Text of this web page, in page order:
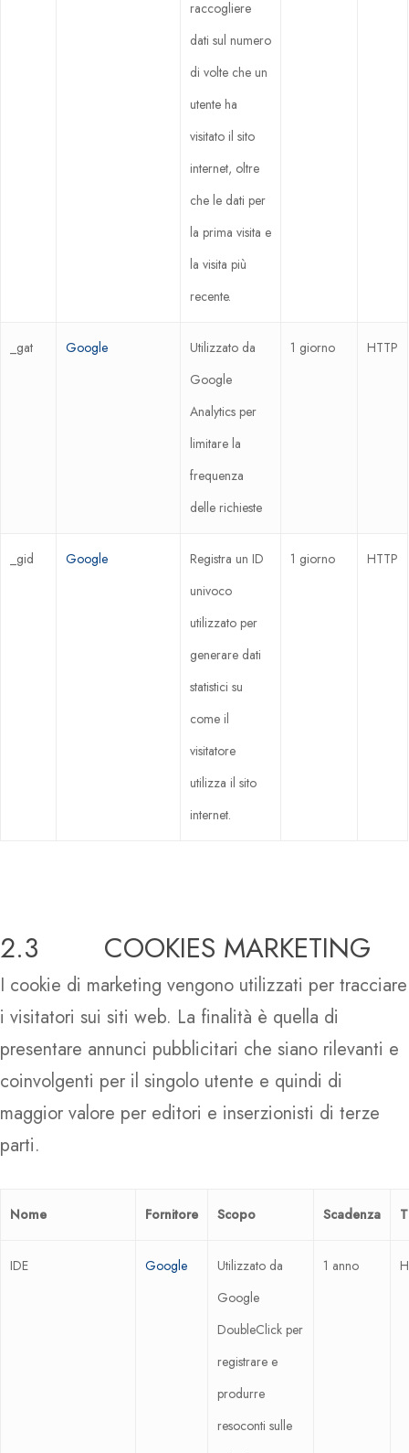
raccogliere
dati sul numero
di volte che un
utente ha
visitato il sito
internet, oltre
che le dati per
la prima visita e
la visita più
recente.
_gat Google
Utilizzato da
Google
Analytics per
limitare la
frequenza
delle richieste
1 giorno HTTP
_gid Google
Registra un ID
univoco
utilizzato per
generare dati
statistici su
come il
visitatore
utilizza il sito
internet.
1 giorno HTTP
2.3 COOKIES MARKETING
I cookie di marketing vengono utilizzati per tracciare
i visitatori sui siti web. La finalità è quella di
presentare annunci pubblicitari che siano rilevanti e
coinvolgenti per il singolo utente e quindi di
maggior valore per editori e inserzionisti di terze
parti.
Nome Fornitore Scopo Scadenza
IDE Google
Utilizzato da
Google
DoubleClick per
registrare e
produrre
resoconti sulle
1 anno